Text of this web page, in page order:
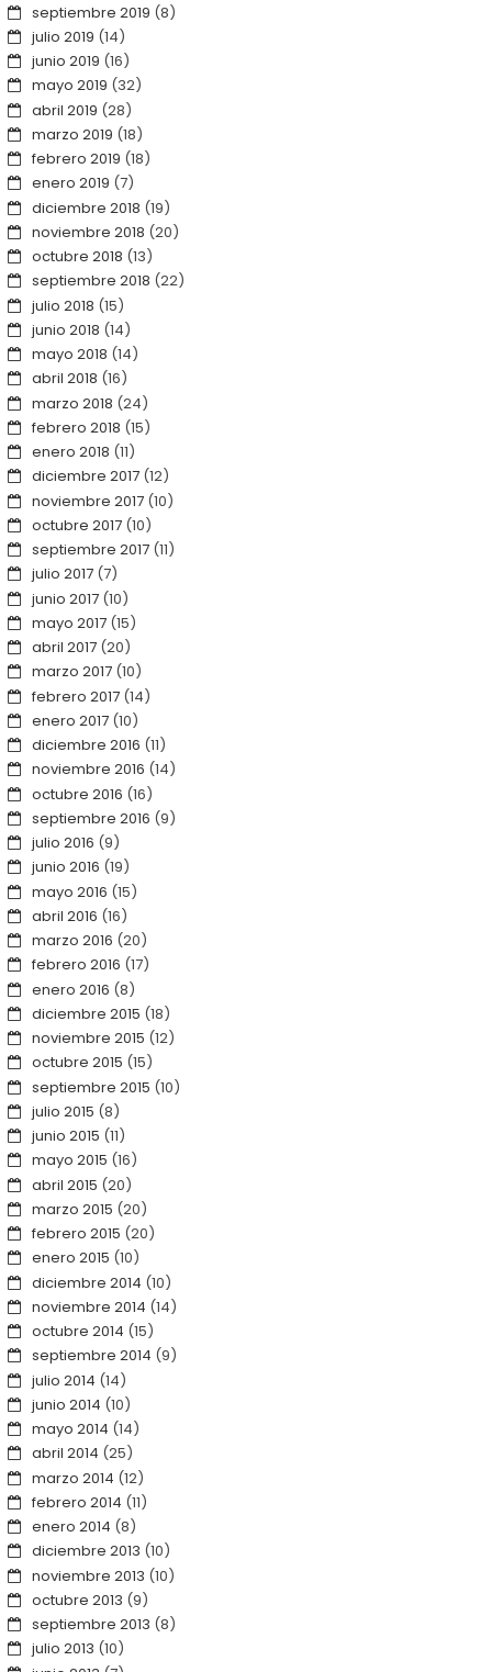
septiembre 2019 (8)
julio 2019 (14)
junio 2019 (16)
mayo 2019 (32)
abril 2019 (28)
marzo 2019 (18)
febrero 2019 (18)
enero 2019 (7)
diciembre 2018 (19)
noviembre 2018 (20)
octubre 2018 (13)
septiembre 2018 (22)
julio 2018 (15)
junio 2018 (14)
mayo 2018 (14)
abril 2018 (16)
marzo 2018 (24)
febrero 2018 (15)
enero 2018 (11)
diciembre 2017(12)
noviembre 2017(10)
octubre 2017(10)
septiembre 2017(11)
julio 2017(7)
junio 2017(10)
mayo 2017(15)
abril 2017(20)
marzo 2017(10)
febrero 2017(14)
enero 2017(10)
diciembre 2016 (11)
noviembre 2016 (14)
octubre 2016 (16)
septiembre 2016 (9)
julio 2016 (9)
junio 2016 (19)
mayo 2016 (15)
abril 2016 (16)
marzo 2016 (20)
febrero 2016 (17)
enero 2016 (8)
diciembre 2015 (18)
noviembre 2015 (12)
octubre 2015 (15)
septiembre 2015 (10)
julio 2015 (8)
junio 2015 (11)
mayo 2015 (16)
abril 2015 (20)
marzo 2015 (20)
febrero 2015 (20)
enero 2015 (10)
diciembre 2014 (10)
noviembre 2014 (14)
octubre 2014 (15)
septiembre 2014 (9)
julio 2014 (14)
junio 2014 (10)
mayo 2014 (14)
abril 2014 (25)
marzo 2014 (12)
febrero 2014 (11)
enero 2014 (8)
diciembre 2013 (10)
noviembre 2013 (10)
octubre 2013 (9)
septiembre 2013 (8)
julio 2013 (10)